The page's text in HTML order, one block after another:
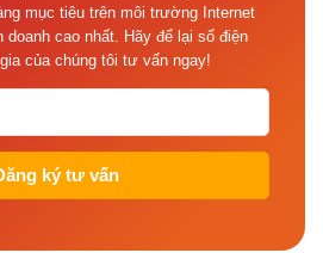
mục tiêu trên môi trường Internet
doanh cao nhất. Hãy để lại số điện
của chúng tôi tư vấn ngay!